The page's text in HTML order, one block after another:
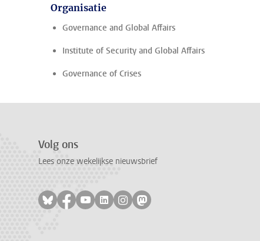
Organisatie
Governance and Global Affairs
Institute of Security and Global Affairs
Governance of Crises
Volg ons
Lees onze wekelijkse nieuwsbrief
Volg ons op bluesky
Volg ons op facebook
Volg ons op youtube
Volg ons op linkedin
Volg ons op instagram
Volg ons op mastodon